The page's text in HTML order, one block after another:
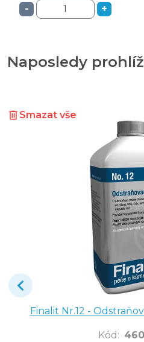
- +
Naposledy
Smazat vše
Finalit Nr.12 -
Kód :